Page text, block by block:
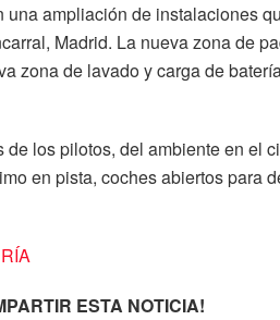
ampliación de instalaciones
Madrid. La nueva zona de
zona de lavado y carga de
los pilotos, del ambiente en el
en pista, coches abiertos para
ESTA NOTICIA!